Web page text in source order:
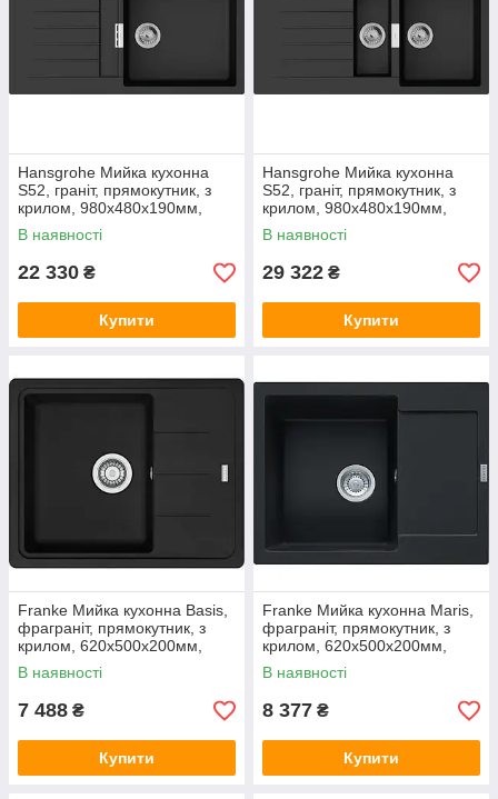
Hansgrohe Мийка кухонна
S52, граніт, прямокутник, з
крилом, 980х480х190мм,
чаша - 1, накладна, S520-
F480, чорний графіт
В наявності
22 330 ₴
Купити
Hansgrohe Мийка кухонна
S52, граніт, прямокутник, з
крилом, 980х480х190мм,
чаша - 1.5, накладна, S520-
F530, чорний графіт
В наявності
29 322 ₴
Купити
Franke Мийка кухонна Basis,
фраграніт, прямокутник, з
крилом, 620х500х200мм,
чаша - 1, накладна, BFG 611-
62, чорний матовий
В наявності
7 488 ₴
Купити
Franke Мийка кухонна Maris,
фраграніт, прямокутник, з
крилом, 620х500х200мм,
чаша - 1, врізна, MRG 611-62,
чорний матовий
В наявності
8 377 ₴
Купити